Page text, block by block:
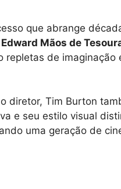
que abrange
Edward Mãos de
repletas de
diretor, Tim Burton
e seu estilo visual
uma geração de